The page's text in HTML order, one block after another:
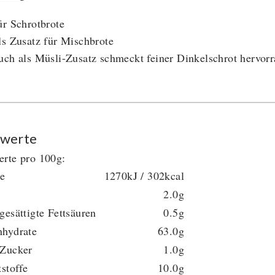
Schrotbrote
Zusatz für Mischbrote
als Müsli-Zusatz schmeckt feiner Dinkelschrot
pro 100g:
1270kJ / 302kcal
2.0g
Fettsäuren
0.5g
63.0g
1.0g
10.0g